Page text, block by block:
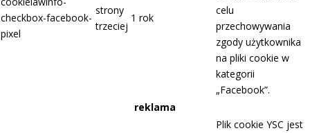
checkbox-facebook-
pixel
strony
trzeciej
1 rok
celu
przechowywania
zgody użytkownika
na pliki cookie w
kategorii
„Facebook”.
reklama
Plik cookie YSC jest